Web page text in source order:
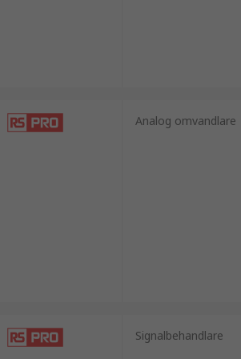
(ADC)
brus och
Analog omvandlare
Signalbehandlare